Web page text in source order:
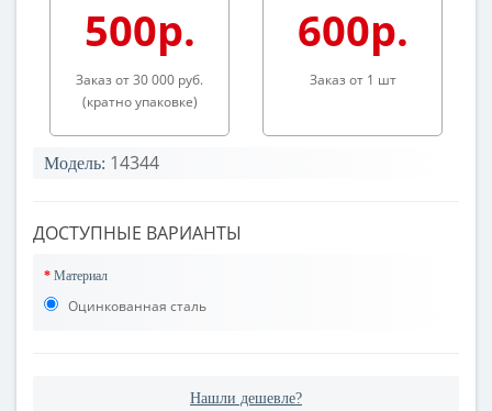
500р.
Заказ от 30 000 руб.
(кратно упаковке)
600р.
Заказ от 1 шт
Модель: 14344
ДОСТУПНЫЕ ВАРИАНТЫ
Материал
Оцинкованная сталь
Нашли дешевле?